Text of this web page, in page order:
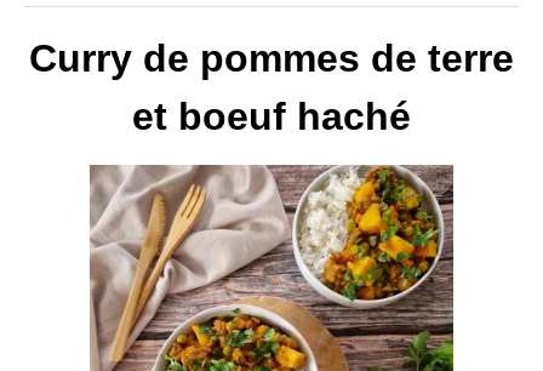
Curry de pommes de terre
et boeuf haché